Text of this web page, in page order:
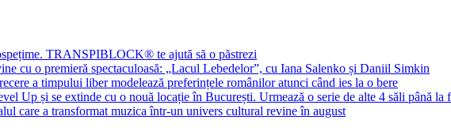
TRANSPIBLOCK® te ajută să o păstrezi
cu o premieră spectaculoasă: „Lacul Lebedelor”, cu Iana Salenko și Daniil Simkin
a timpului liber modelează preferințele românilor atunci când ies la o bere
Up și se extinde cu o nouă locație în București. Urmează o serie de alte 4 săli până la
care a transformat muzica într-un univers cultural revine în august